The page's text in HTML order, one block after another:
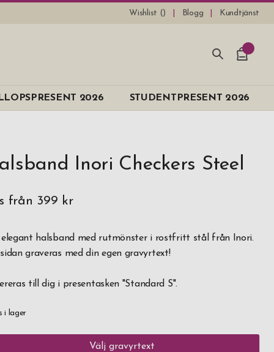
Wishlist () Blogg Kundtjänst
2026 STUDENTPRESENT 2026
Inori Checkers Steel
från 399 kr
halsband med rutmönster i rostfritt stål från Inori.
graveras med din egen gravyrtext!
till dig i presentasken "Standard S".
i lager
Välj gravyrtext